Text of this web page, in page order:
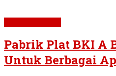
Pabrik Plat BKI A
Untuk Berbagai